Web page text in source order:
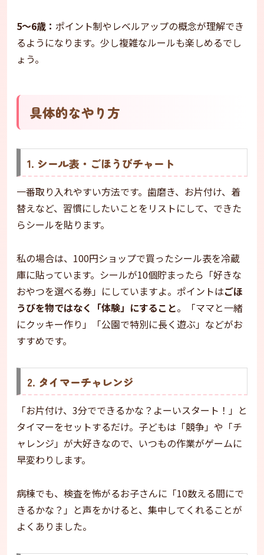
5〜6歳： ポイント制やレベルアップの概念が理解でき
るようになります。少し複雑なルールも楽しめるでし
ょう。
具体的なやり方
1. シール表・ごほうびチャート
一番取り入れやすい方法です。歯磨き、お片付け、着
替えなど、習慣にしたいことをリストにして、できた
らシールを貼ります。
私の場合は、100円ショップで買ったシール表を冷蔵
庫に貼っています。シールが10個貯まったら「好きな
おやつを選べる券」にしていますよ。ポイントはごほ
うびを物ではなく「体験」にすること。「ママと一緒
にクッキー作り」「公園で特別に長く遊ぶ」などがお
すすめです。
2. タイマーチャレンジ
「お片付け、3分でできるかな？よーいスタート！」と
タイマーをセットするだけ。子どもは「競争」や「チ
ャレンジ」が大好きなので、いつもの作業がゲームに
早変わりします。
病棟でも、検査を怖がるお子さんに「10数える間にで
きるかな？」と声をかけると、集中してくれることが
よくありました。